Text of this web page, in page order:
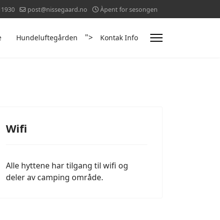
post@nissegaard.no Àpent for sesongen
Hundeluftegården "> Kontak Info
Wifi
Alle hyttene har tilgang til wifi og
deler av camping område.